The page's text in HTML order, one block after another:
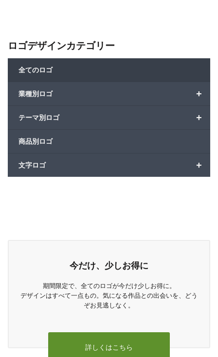
ロゴデザインカテゴリー
全てのロゴ
+
業種別ロゴ
+
テーマ別ロゴ
商品別ロゴ
+
文字ロゴ
今だけ、少しお得に
期間限定で、全てのロゴが今だけ少しお得に。
デザインはすべて一点もの。気になる作品との出会いを、どう
ぞお見逃しなく。
詳しくはこちら